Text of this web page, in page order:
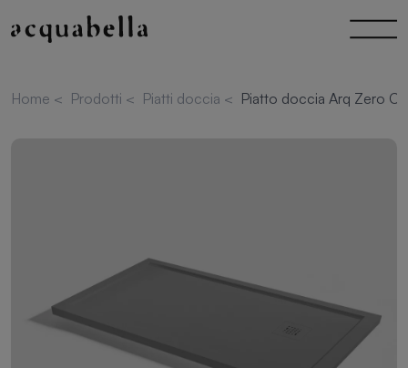
Home < Prodotti < Piatti doccia < Piatto doccia Arq Zero